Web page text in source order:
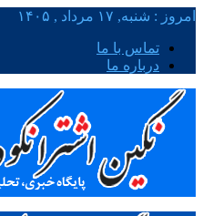
امروز : شنبه, ۱۷ مرداد , ۱۴۰۵
تماس با ما
درباره ما